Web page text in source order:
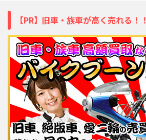
【PR】旧車・族車が高く売れる！！